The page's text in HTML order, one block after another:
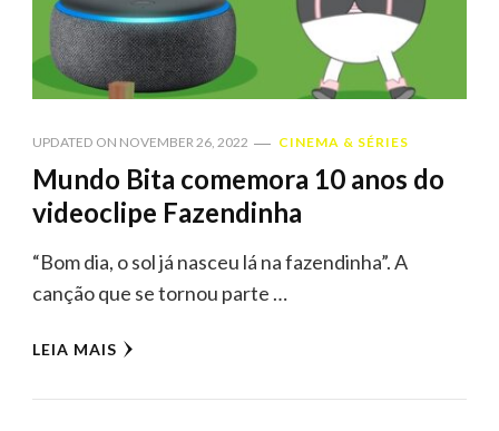
UPDATED ON NOVEMBER 26, 2022 CINEMA & SÉRIES
Mundo Bita comemora 10 anos do
videoclipe Fazendinha
“Bom dia, o sol já nasceu lá na fazendinha”. A
canção que se tornou parte …
LEIA MAIS